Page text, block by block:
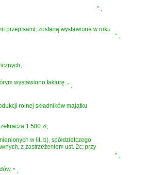
” ,
przepisami, zostaną wystawione w roku
” ,
wystawiono fakturę. ” ,
rolnej składników majątku
1 500 zł,
w lit. b), spółdzielczego
z zastrzeżeniem ust. 2c; przy
” ,
” ,